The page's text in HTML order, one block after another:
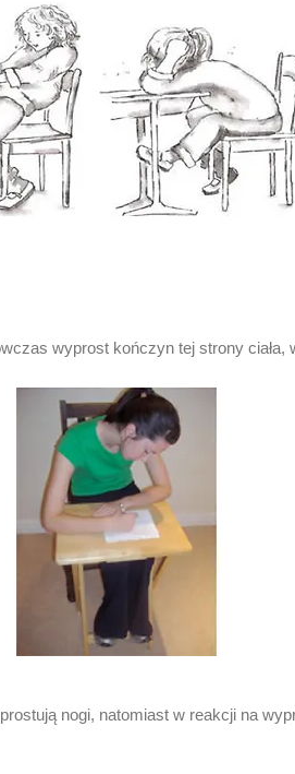
wyprost kończyn tej strony ciała,
nogi, natomiast w reakcji na